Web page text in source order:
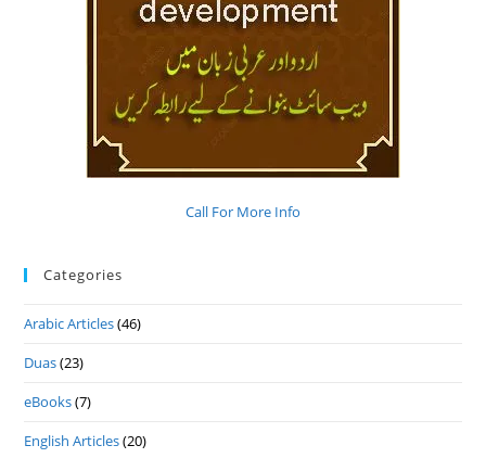
Call For More Info
Categories
Arabic Articles(46)
Duas(23)
eBooks(7)
English Articles(20)